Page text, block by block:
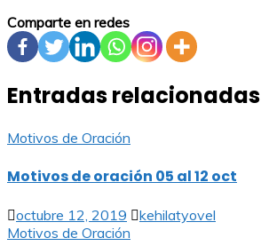
Comparte en redes
Entradas relacionadas
Motivos de Oración
Motivos de oración 05 al 12 oct
octubre 12, 2019
kehilatyovel
Motivos de Oración